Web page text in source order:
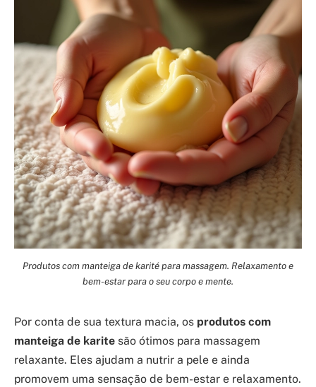
Produtos com manteiga de karité para massagem. Relaxamento e
bem-estar para o seu corpo e mente.
Por conta de sua textura macia, os produtos com
manteiga de karite são ótimos para massagem
relaxante. Eles ajudam a nutrir a pele e ainda
promovem uma sensação de bem-estar e relaxamento.